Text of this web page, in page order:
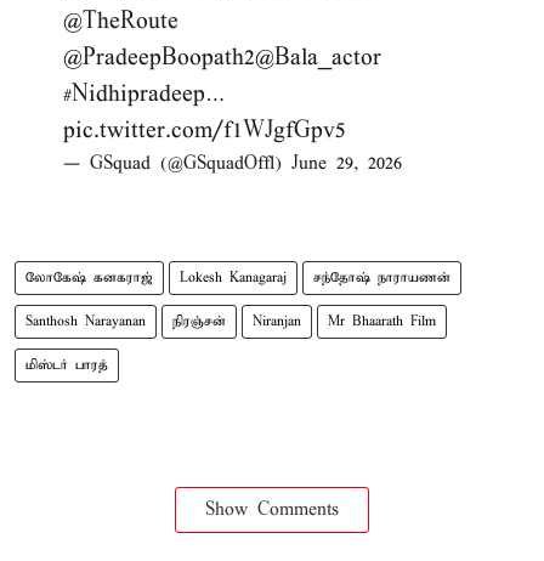
@TheRoute
@PradeepBoopath2@Bala_actor
#Nidhipradeep…
pic.twitter.com/f1WJgfGpv5
— GSquad (@GSquadOffl) June 29, 2026
லோகேஷ் கனகராஜ் Lokesh Kanagaraj சந்தோஷ் நாராயணன்
Santhosh Narayanan நிரஞ்சன் Niranjan Mr Bhaarath Film
மிஸ்டர் பாரத்
Show Comments